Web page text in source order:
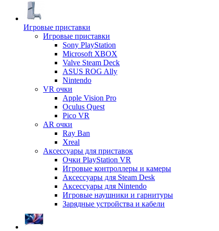
Игровые приставки
Игровые приставки
Sony PlayStation
Microsoft XBOX
Valve Steam Deck
ASUS ROG Ally
Nintendo
VR очки
Apple Vision Pro
Oculus Quest
Pico VR
AR очки
Ray Ban
Xreal
Аксессуары для приставок
Очки PlayStation VR
Игровые контроллеры и камеры
Аксессуары для Steam Desk
Аксессуары для Nintendo
Игровые наушники и гарнитуры
Зарядные устройства и кабели